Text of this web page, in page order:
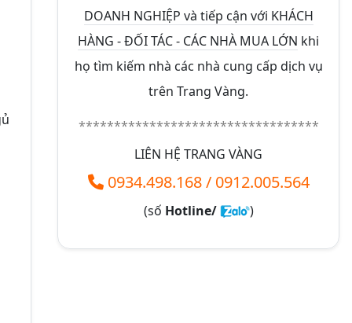
DOANH NGHIỆP và tiếp cận với KHÁCH
HÀNG - ĐỐI TÁC - CÁC NHÀ MUA LỚN khi
họ tìm kiếm nhà các nhà cung cấp dịch vụ
trên Trang Vàng.
**********************************
LIÊN HỆ TRANG VÀNG
0934.498.168/ 0912.005.564
(số Hotline/ )